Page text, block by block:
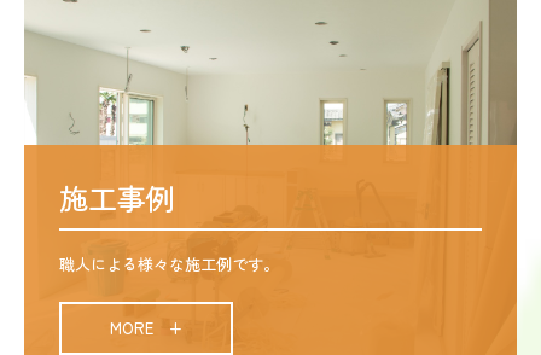
施工事例
職人による様々な施工例です。
MORE +